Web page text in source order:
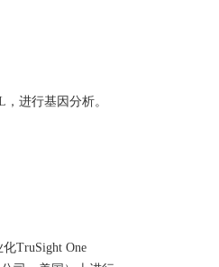
进行基因分析。
TruSight One